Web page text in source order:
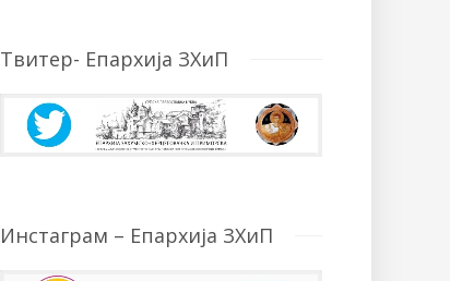
Твитер- Епархија ЗХиП
Инстаграм – Епархија ЗХиП